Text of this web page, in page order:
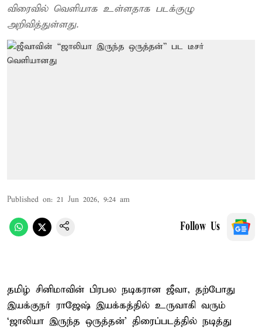
விரைவில் வெளியாக உள்ளதாக படக்குழு
அறிவித்துள்ளது.
Published on: 21 Jun 2026, 9:24 am
Follow Us
தமிழ் சினிமாவின் பிரபல நடிகரான ஜீவா, தற்போது
இயக்குநர் ராஜேஷ் இயக்கத்தில் உருவாகி வரும்
‘ஜாலியா இருந்த ஒருத்தன்’ திரைப்படத்தில் நடித்து